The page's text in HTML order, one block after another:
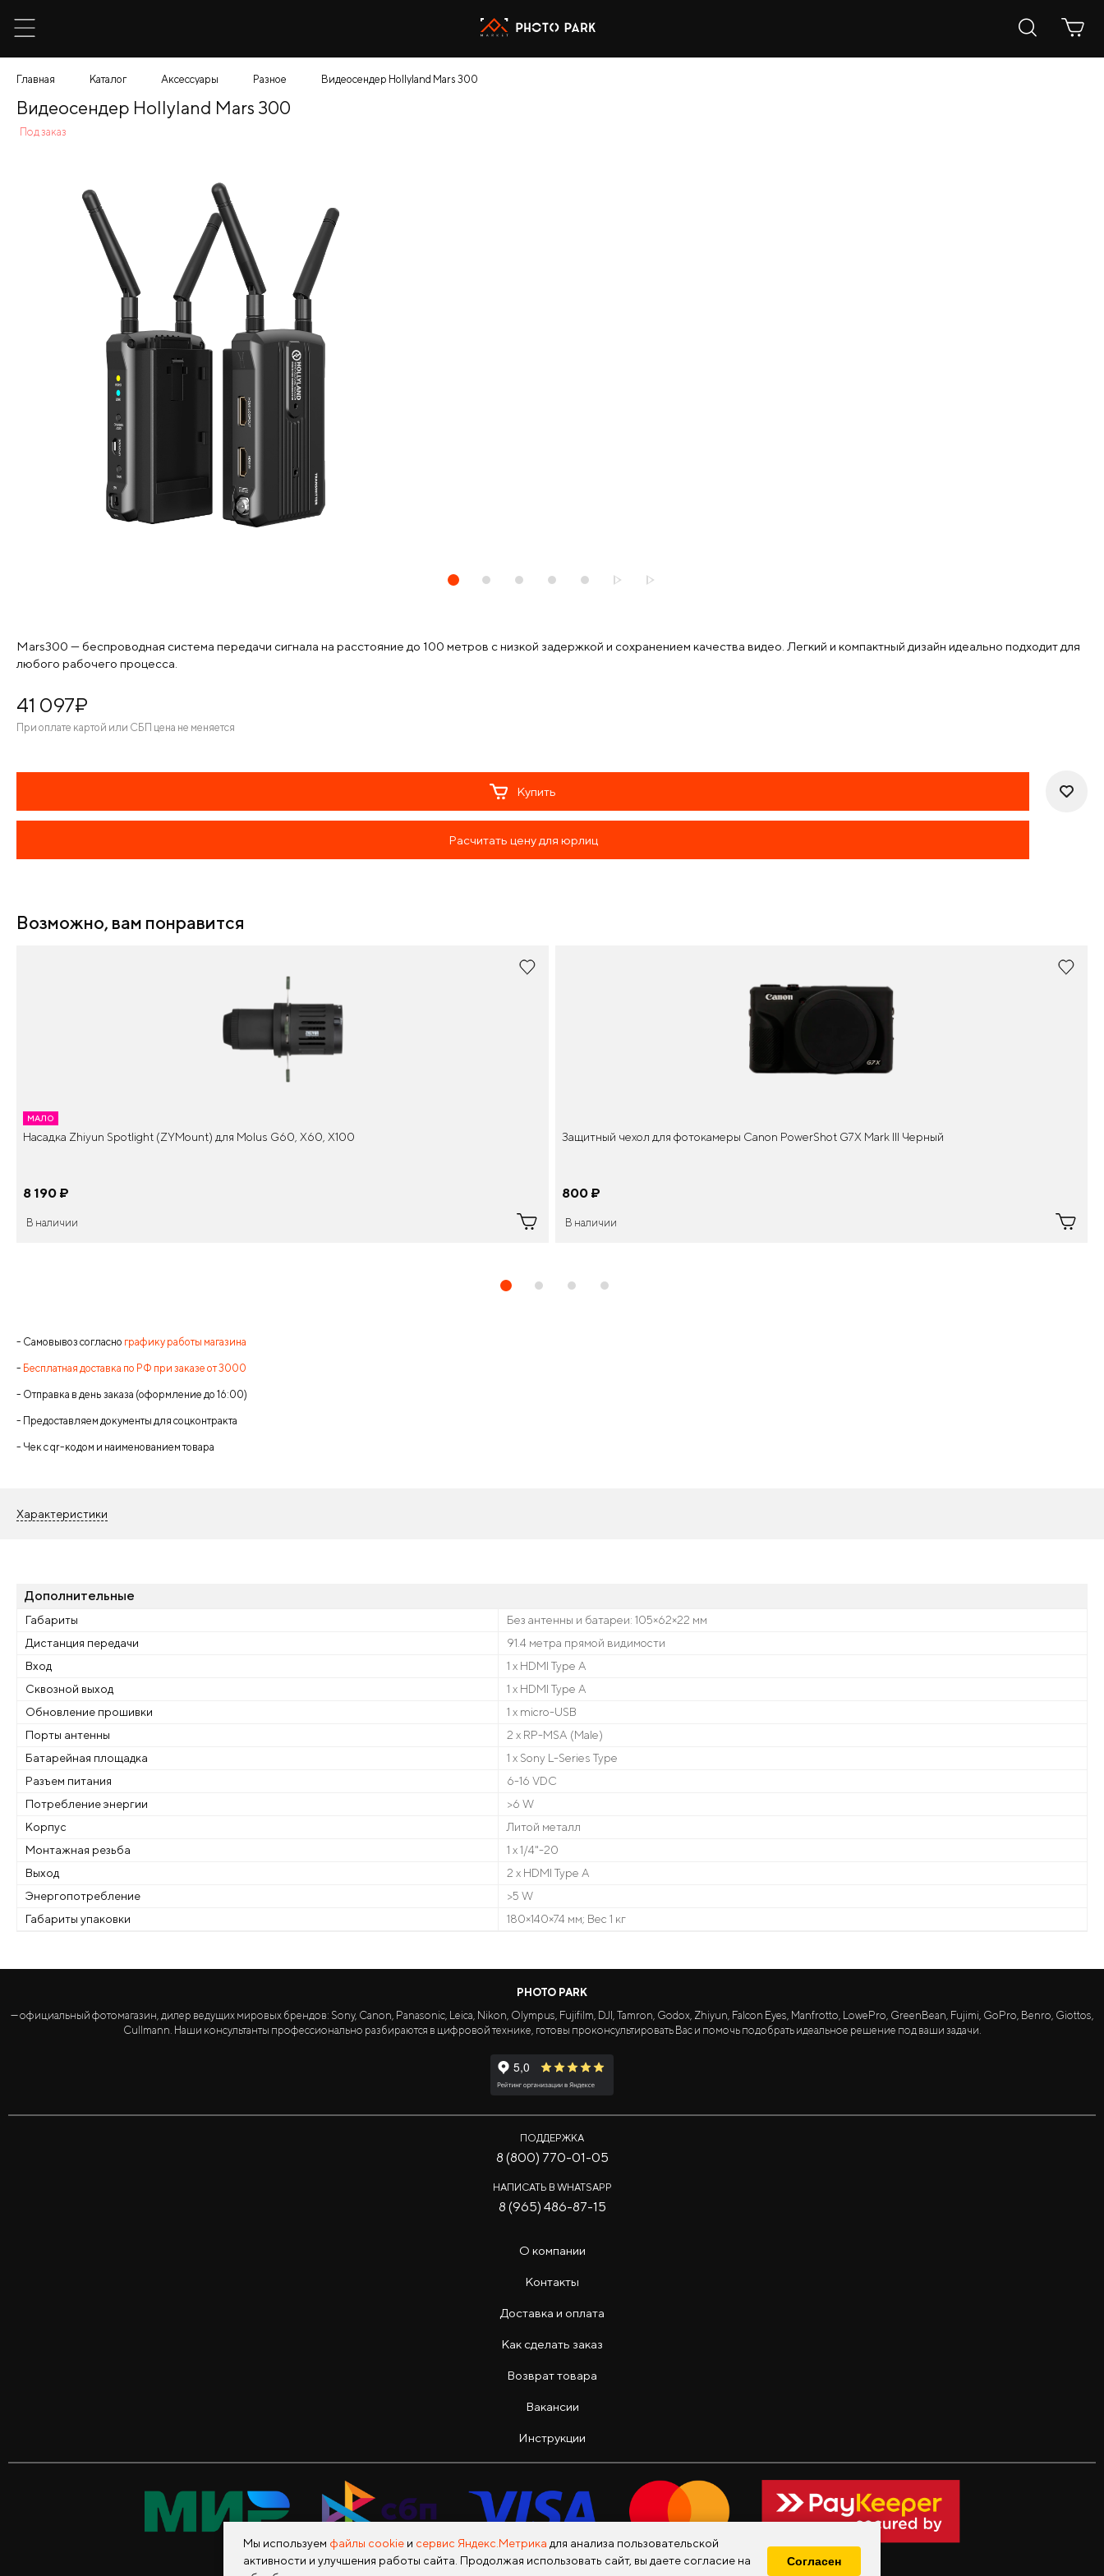
Главная Каталог Аксессуары Разное Видеосендер Hollyland Mars 300
Mars300 — беспроводная система передачи сигнала на расстояние до 100 метров с низкой задержкой и сохранением качества видео. Легкий и компактный дизайн идеально подходит для
любого рабочего процесса.
41 097¤
При оплате картой или СБП цена не меняется
Купить
Расчитать цену для юрлиц
Возможно, вам понравится
МАЛО
Насадка Zhiyun Spotlight (ZYMount) для Molus G60, X60, X100
8 190 ¤
В наличии
Защитный чехол для фотокамеры Canon PowerShot G7X Mark III Черный
800 ¤
В наличии
- Самовывоз согласно графику работы магазина
- Бесплатная доставка по РФ при заказе от 3000
- Отправка в день заказа (оформление до 16:00)
- Предоставляем документы для соцконтракта
- Чек с qr-кодом и наименованием товара
Видеосендер Hollyland Mars 300
Под заказ
Характеристики
Дополнительные
Габариты
Без антенны и батареи: 105×62×22 мм
Дистанция передачи
91.4 метра прямой видимости
Вход
1 x HDMI Type A
Сквозной выход
1 x HDMI Type A
Обновление прошивки
1 x micro-USB
Порты антенны
2 x RP-MSA (Male)
Батарейная площадка
1 x Sony L-Series Type
Разъем питания
6-16 VDC
Потребление энергии
>6 W
Корпус
Литой металл
Монтажная резьба
1 x 1/4"-20
Выход
2 x HDMI Type A
Энергопотребление
>5 W
Габариты упаковки
180×140×74 мм; Вес 1 кг
PHOTO PARK
— официальный фотомагазин, дилер ведущих мировых брендов: Sony, Canon, Panasonic, Leica, Nikon, Olympus, Fujifilm, DJI, Tamron, Godox, Zhiyun, Falcon Eyes, Manfrotto, LowePro, GreenBean, Fujimi, GoPro, Benro, Giottos,
Cullmann. Наши консультанты профессионально разбираются в цифровой технике, готовы проконсультировать Вас и помочь подобрать идеальное решение под ваши задачи.
ПОДДЕРЖКА
8 (800) 770-01-05
НАПИСАТЬ В WHATSAPP
8 (965) 486-87-15
О компании
Контакты
Доставка и оплата
Как сделать заказ
Возврат товара
Вакансии
Инструкции
Мы используем файлы cookie и сервис Яндекс.Метрика для анализа пользовательской
активности и улучшения работы сайта. Продолжая использовать сайт, вы даете согласие на
Согласен